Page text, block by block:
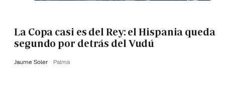
La Copa casi es del Rey: el Hispania queda
segundo por detrás del Vudú
Jaume Soler Palma